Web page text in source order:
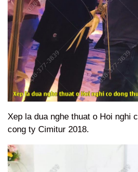
Xep la dua nghe thuat o Hoi nghi
cong ty Cimitur 2018.